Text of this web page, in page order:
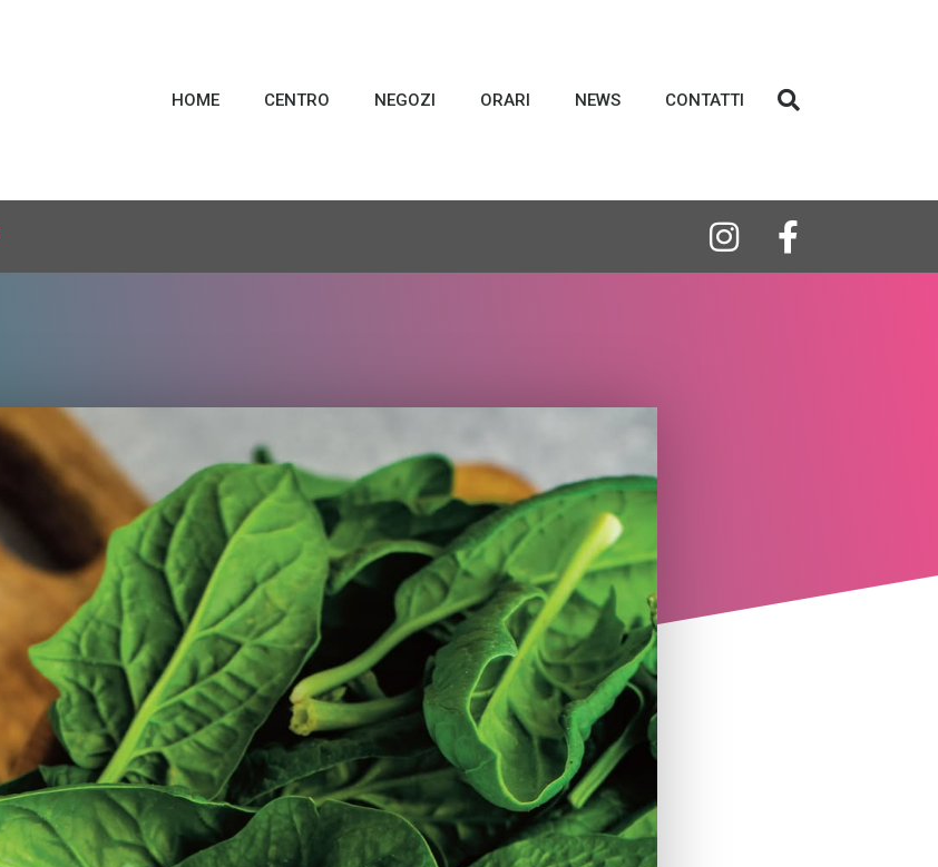
HOME CENTRO NEGOZI ORARI NEWS CONTATTI